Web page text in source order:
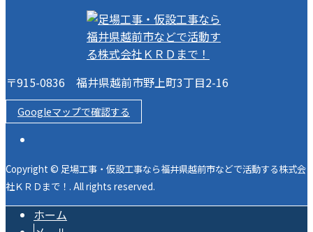
〒915-0836 福井県越前市野上町3丁目2-16
Googleマップで確認する
Copyright © 足場工事・仮設工事なら福井県越前市などで活動する株式会
社ＫＲＤまで！. All rights reserved.
ホーム